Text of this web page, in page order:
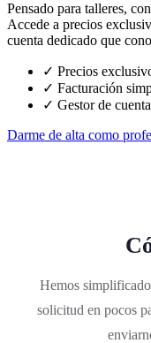
Pensado para talleres,
Accede a precios
cuenta dedicado que
✓ Precios
✓ Facturación
✓ Gestor de
Darme de alta como
Hemos
solicitud en pocos